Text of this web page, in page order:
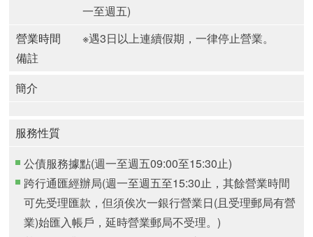
一至週五)
營業時間
備註
※遇3日以上連續假期，一律停止營業。
簡介
服務性質
公債服務據點(週一至週五09:00至15:30止)
跨行通匯經辦局(週一至週五至15:30止，其餘營業時間
可先受理匯款，但須俟次一銀行營業日(且受理郵局有營
業)始匯入帳戶，延時營業郵局不受理。)